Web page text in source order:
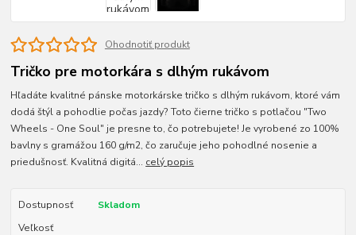
Ohodnotiť produkt
Tričko pre motorkára s dlhým rukávom
Hľadáte kvalitné pánske motorkárske tričko s dlhým rukávom, ktoré vám
dodá štýl a pohodlie počas jazdy? Toto čierne tričko s potlačou "Two
Wheels - One Soul" je presne to, čo potrebujete! Je vyrobené zo 100%
bavlny s gramážou 160 g/m2, čo zaručuje jeho pohodlné nosenie a
priedušnosť. Kvalitná digitá... celý popis
Dostupnosť
Skladom
Veľkosť